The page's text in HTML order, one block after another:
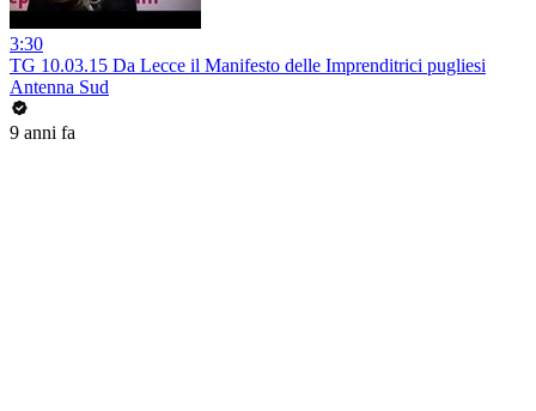
3:30
TG 10.03.15 Da Lecce il Manifesto delle Imprenditrici pugliesi
Antenna Sud
9 anni fa